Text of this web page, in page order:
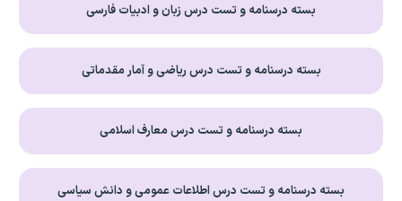
بسته درسنامه و تست درس زبان و ادبیات فارسی
بسته درسنامه و تست درس ریاضی و آمار مقدماتی
بسته درسنامه و تست درس معارف اسلامی
بسته درسنامه و تست درس اطلاعات عمومی و دانش سیاسی